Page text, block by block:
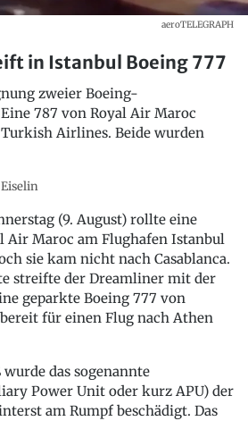
aeroTELEGRAPH
in Istanbul Boeing 777
zweier Boeing-
787 von Royal Air Maroc
Airlines. Beide wurden
(9. August) rollte eine
Air Maroc am Flughafen Istanbul
sie kam nicht nach Casablanca.
streifte der Dreamliner mit der
geparkte Boeing 777 von
für einen Flug nach Athen
das sogenannte
Power Unit oder kurz APU) der
am Rumpf beschädigt. Das